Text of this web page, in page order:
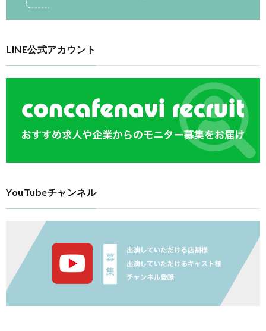
LINE公式アカウント
YouTubeチャンネル